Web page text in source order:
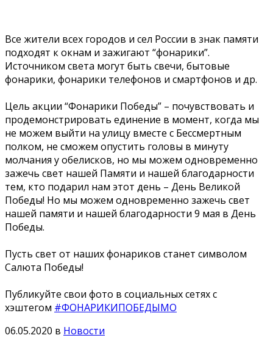
Все жители всех городов и сел России в знак памяти
подходят к окнам и зажигают “фонарики”.
Источником света могут быть свечи, бытовые
фонарики, фонарики телефонов и смартфонов и др.
Цель акции “Фонарики Победы” – почувствовать и
продемонстрировать единение в момент, когда мы
не можем выйти на улицу вместе с Бессмертным
полком, не сможем опустить головы в минуту
молчания у обелисков, но мы можем одновременно
зажечь свет нашей Памяти и нашей благодарности
тем, кто подарил нам этот день – День Великой
Победы! Но мы можем одновременно зажечь свет
нашей памяти и нашей благодарности 9 мая в День
Победы.
Пусть свет от наших фонариков станет символом
Салюта Победы!
Публикуйте свои фото в социальных сетях с
хэштегом #ФОНАРИКИПОБЕДЫМО
06.05.2020 в Новости